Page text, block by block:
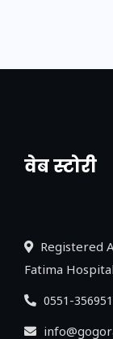
वेब स्टोरी
नया
Registered
Fatima
0551-